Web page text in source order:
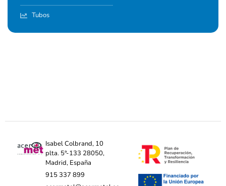
Tubos
Isabel Colbrand, 10
plta. 5ª-133 28050,
Madrid, España
915 337 899